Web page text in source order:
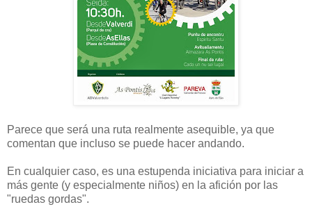
Parece que será una ruta realmente asequible, ya que
comentan que incluso se puede hacer andando.
En cualquier caso, es una estupenda iniciativa para iniciar a
más gente (y especialmente niños) en la afición por las
"ruedas gordas".